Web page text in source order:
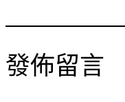
發佈留言